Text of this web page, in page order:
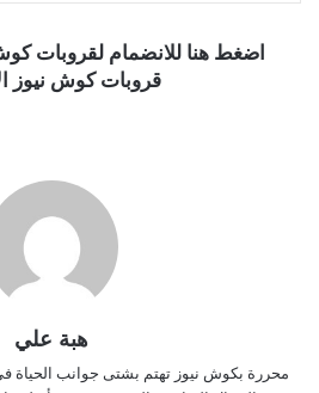
اضغط هنا للانضمام لقروبات
قروبات كوش نيوز
هبة علي
محررة بكوش نيوز تهتم بشتى جوانب الحياة